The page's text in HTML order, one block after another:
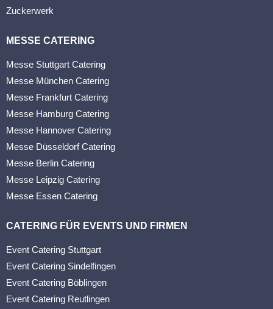
Zuckerwerk
MESSE CATERING
Messe Stuttgart Catering
Messe München Catering
Messe Frankfurt Catering
Messe Hamburg Catering
Messe Hannover Catering
Messe Düsseldorf Catering
Messe Berlin Catering
Messe Leipzig Catering
Messe Essen Catering
CATERING FÜR EVENTS UND FIRMEN
Event Catering Stuttgart
Event Catering Sindelfingen
Event Catering Böblingen
Event Catering Reutlingen